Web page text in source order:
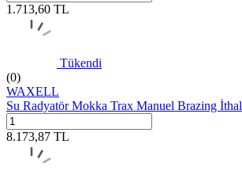
1.713,60 TL
Tükendi
(0)
WAXELL
Su Radyatör Mokka Trax Manuel Brazing İthal
8.173,87 TL